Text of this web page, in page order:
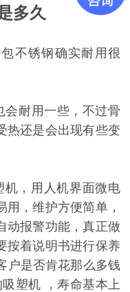
多久
不锈钢确实耐用很
耐用一些，不过骨
热还是会出现有些变
，用人机界面微电
，维护方便简单，
动报警功能，真正做
按着说明书进行保养
户是否肯花那么多钱
塑机 ，寿命基本上